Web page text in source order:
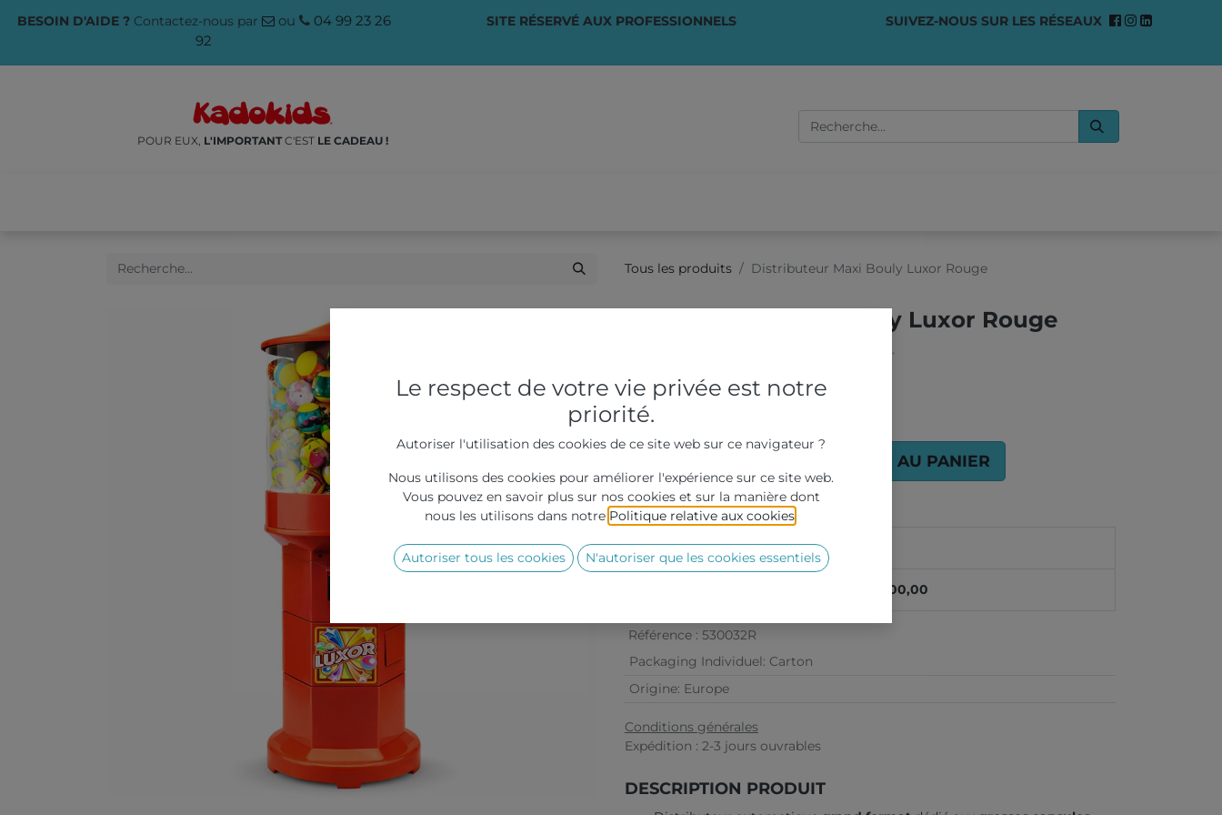
BESOIN D'AIDE ?Contactez-nous par ou
04 99 23 26
92
SITE RÉSERVÉ AUX PROFESSIONNELS SUIVEZ-NOUS SUR LES RÉSEAUX
POUR EUX, L'IMPORTANTC'EST LE CADEAU !
Tous les produits Distributeur Maxi Bouly Luxor Rouge
Distributeur Maxi Bouly Luxor Rouge
Distributeur pour capsules de 90, 100 mm.
500,00
AJOUTER AU PANIER
Grille de prix :
Quantité
500,00
Référence : 530032R
Packaging Individuel: Carton
Origine: Europe
Conditions générales
Expédition : 2-3 jours ouvrables
DESCRIPTION PRODUIT
Le respect de votre vie privée est notre
priorité.
Autoriser l'utilisation des cookies de ce site web sur ce navigateur ?
Nous utilisons des cookies pour améliorer l'expérience sur ce site web.
Vous pouvez en savoir plus sur nos cookies et sur la manière dont
nous les utilisons dans notre Politique relative aux cookies
Autoriser tous les cookies N'autoriser que les cookies essentiels